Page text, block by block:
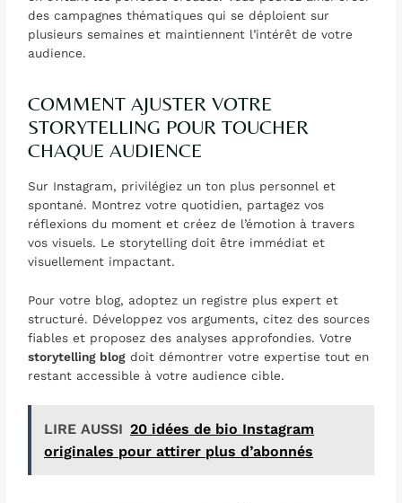
des campagnes thématiques qui se déploient sur
plusieurs semaines et maintiennent l’intérêt de votre
audience.
COMMENT AJUSTER VOTRE
STORYTELLING POUR TOUCHER
CHAQUE AUDIENCE
Sur Instagram, privilégiez un ton plus personnel et
spontané. Montrez votre quotidien, partagez vos
réflexions du moment et créez de l’émotion à travers
vos visuels. Le storytelling doit être immédiat et
visuellement impactant.
Pour votre blog, adoptez un registre plus expert et
structuré. Développez vos arguments, citez des sources
fiables et proposez des analyses approfondies. Votre
storytelling blog doit démontrer votre expertise tout en
restant accessible à votre audience cible.
LIRE AUSSI 20 idées de bio Instagram
originales pour attirer plus d’abonnés